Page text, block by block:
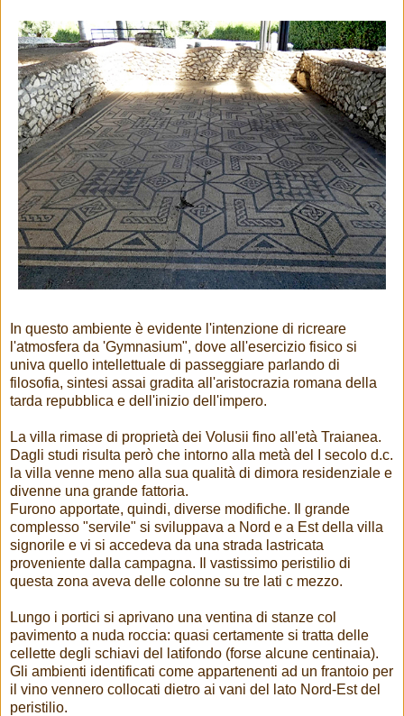
In questo ambiente è evidente l'intenzione di ricreare
l'atmosfera da 'Gymnasium", dove all'esercizio fisico si
univa quello intellettuale di passeggiare parlando di
filosofia, sintesi assai gradita all'aristocrazia romana della
tarda repubblica e dell'inizio dell'impero.
La villa rimase di proprietà dei Volusii fino all'età Traianea.
Dagli studi risulta però che intorno alla metà del I secolo d.c.
la villa venne meno alla sua qualità di dimora residenziale e
divenne una grande fattoria.
Furono apportate, quindi, diverse modifiche. Il grande
complesso "servile" si sviluppava a Nord e a Est della villa
signorile e vi si accedeva da una strada lastricata
proveniente dalla campagna. Il vastissimo peristilio di
questa zona aveva delle colonne su tre lati c mezzo.
Lungo i portici si aprivano una ventina di stanze col
pavimento a nuda roccia: quasi certamente si tratta delle
cellette degli schiavi del latifondo (forse alcune centinaia).
Gli ambienti identificati come appartenenti ad un frantoio per
il vino vennero collocati dietro ai vani del lato Nord-Est del
peristilio.